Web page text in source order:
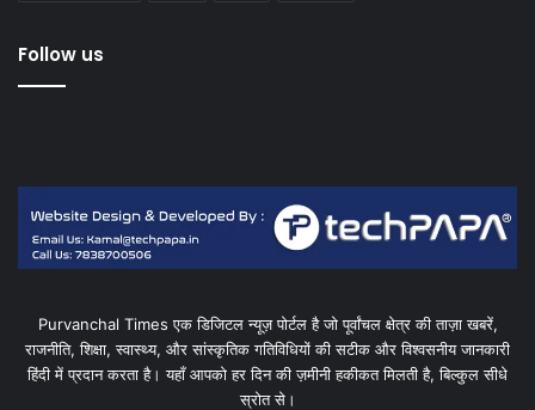
Follow us
Purvanchal Times एक डिजिटल न्यूज़ पोर्टल है जो पूर्वांचल क्षेत्र की ताज़ा खबरें,
राजनीति, शिक्षा, स्वास्थ्य, और सांस्कृतिक गतिविधियों की सटीक और विश्वसनीय जानकारी
हिंदी में प्रदान करता है। यहाँ आपको हर दिन की ज़मीनी हकीकत मिलती है, बिल्कुल सीधे
स्रोत से।